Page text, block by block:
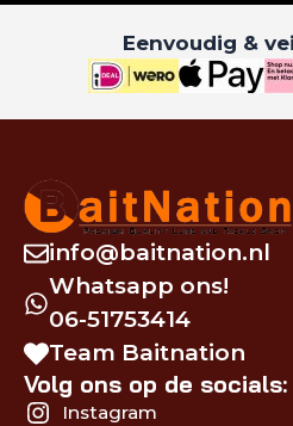
Eenvoudig &
info@baitnation.nl
Whatsapp ons!
06-51753414
Team Baitnation
Volg ons op de socials:
Instagram